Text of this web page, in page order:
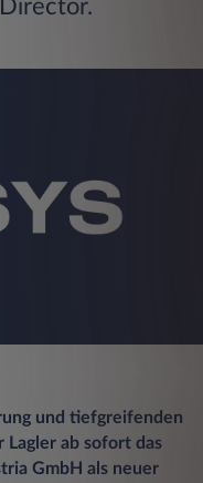
und tiefgreifenden
Lagler ab sofort das
GmbH als neuer